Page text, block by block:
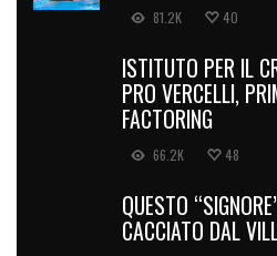
81.2K 40
ISTITUTO PER IL
PRO VERCELLI,
FACTORING
66.2K 48
QUESTO
CACCIATO DAL